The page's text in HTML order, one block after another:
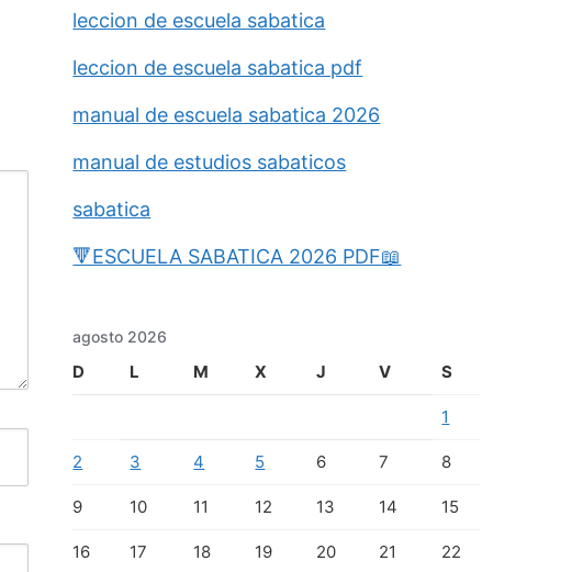
leccion de escuela sabatica
leccion de escuela sabatica pdf
manual de escuela sabatica 2026
manual de estudios sabaticos
sabatica
🔻ESCUELA SABATICA 2026 PDF📖
agosto 2026
D L M X J V S
1
2 3 4 5 6 7 8
9 10 11 12 13 14 15
16 17 18 19 20 21 22